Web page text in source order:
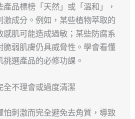
品標榜「天然」或「溫和」，
激成分。例如，某些植物萃取的
肌可能造成過敏；某些防腐系
脆弱肌膚仍具威脅性。學會看懂
選產品的必修功課。
全不理會或過度清潔
怕刺激而完全避免去角質，導致